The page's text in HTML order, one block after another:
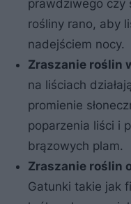
prawdziwego czy
rośliny rano, aby
nadejściem nocy.
Zraszanie roślin
na liściach
promienie
poparzenia liści i
brązowych plam.
Zraszanie roślin
Gatunki takie jak